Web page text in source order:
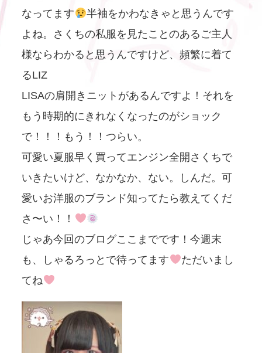
なってます
半袖をかわなきゃと思うんです
よね。さくちの私服を見たことのあるご主人
様ならわかると思うんですけど、頻繁に着て
るLIZ
LISAの肩開きニットがあるんですよ！それを
もう時期的にきれなくなったのがショック
で！！！もう！！つらい。
可愛い夏服早く買ってエンジン全開さくちで
いきたいけど、なかなか、ない。しんだ。可
愛いお洋服のブランド知ってたら教えてくだ
さ〜い！！
じゃあ今回のブログここまでです！今週末
も、しゃるろっとで待ってます
ただいまし
てね